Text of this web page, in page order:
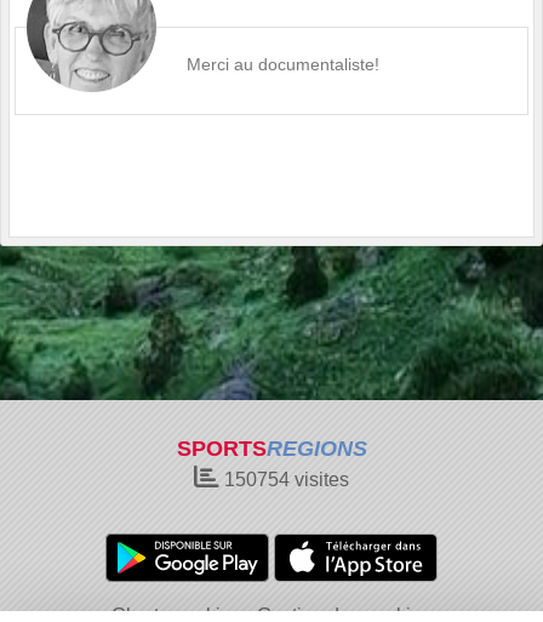
Merci au documentaliste!
SPORTSREGIONS
150754 visites
Charte cookies Gestion des cookies